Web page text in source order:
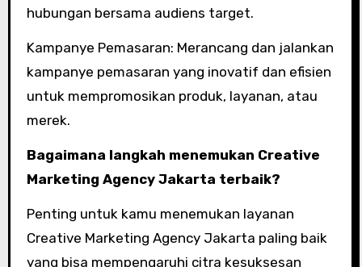
hubungan bersama audiens target.
Kampanye Pemasaran: Merancang dan jalankan
kampanye pemasaran yang inovatif dan efisien
untuk mempromosikan produk, layanan, atau
merek.
Bagaimana langkah menemukan Creative
Marketing Agency Jakarta terbaik?
Penting untuk kamu menemukan layanan
Creative Marketing Agency Jakarta paling baik
yang bisa mempengaruhi citra kesuksesan